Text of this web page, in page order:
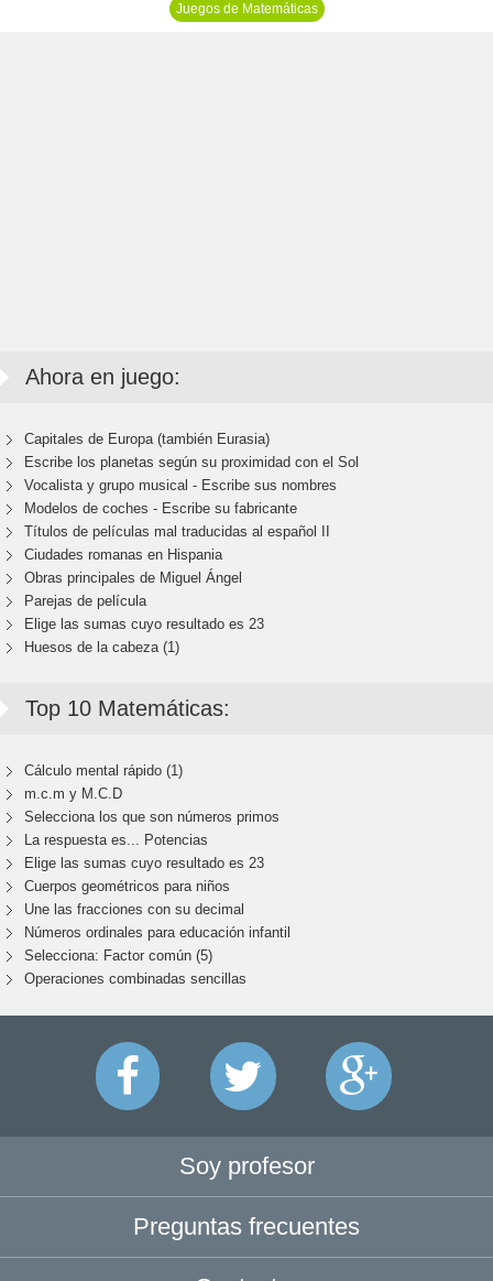
Juegos de Matemáticas
Ahora en juego:
Capitales de Europa (también Eurasia)
Escribe los planetas según su proximidad con el Sol
Vocalista y grupo musical - Escribe sus nombres
Modelos de coches - Escribe su fabricante
Títulos de películas mal traducidas al español II
Ciudades romanas en Hispania
Obras principales de Miguel Ángel
Parejas de película
Elige las sumas cuyo resultado es 23
Huesos de la cabeza (1)
Top 10 Matemáticas:
Cálculo mental rápido (1)
m.c.m y M.C.D
Selecciona los que son números primos
La respuesta es... Potencias
Elige las sumas cuyo resultado es 23
Cuerpos geométricos para niños
Une las fracciones con su decimal
Números ordinales para educación infantil
Selecciona: Factor común (5)
Operaciones combinadas sencillas
Soy profesor
Preguntas frecuentes